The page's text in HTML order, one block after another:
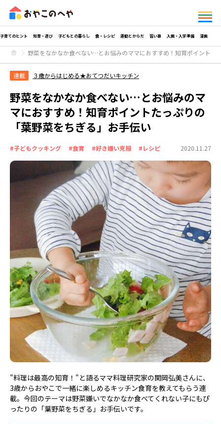
子育てのヒント 知育・遊び 子どもとの暮らし 食・レシピ 運動とからだ 習い事 入園・入学準備 漫画
野菜をなかなか食べない…とお悩みのママにおすすめ！知育ポイントた
連載 ３歳からはじめる★おてつだいキッチン
野菜をなかなか食べない…とお悩みのマ
マにおすすめ！知育ポイントたっぷりの
「葉野菜をちぎる」お手伝い
#子どもクッキング #食育 #好き嫌い克服 #レシピ 2020.11.27
"料理は最高の知育！"と語るママ料理研究家の関岡弘美さんに、
3歳からおやこで一緒に楽しめるキッチン食育を教えてもらう連
載。今回のテーマは野菜嫌いでなかなか食べてくれない子にもぴ
ったりの「葉野菜をちぎる」お手伝いです。